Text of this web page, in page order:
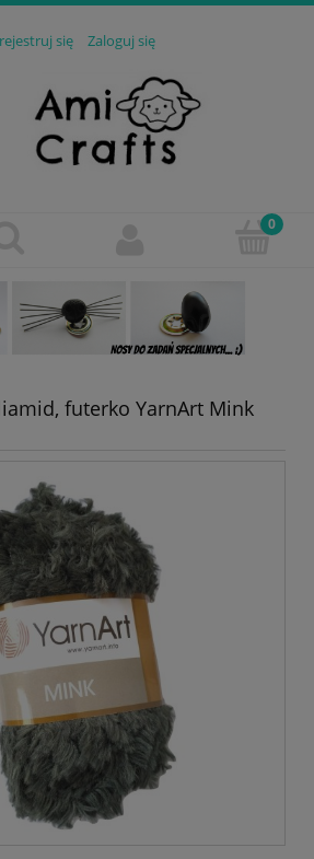
się Zaloguj się
futerko YarnArt Mink